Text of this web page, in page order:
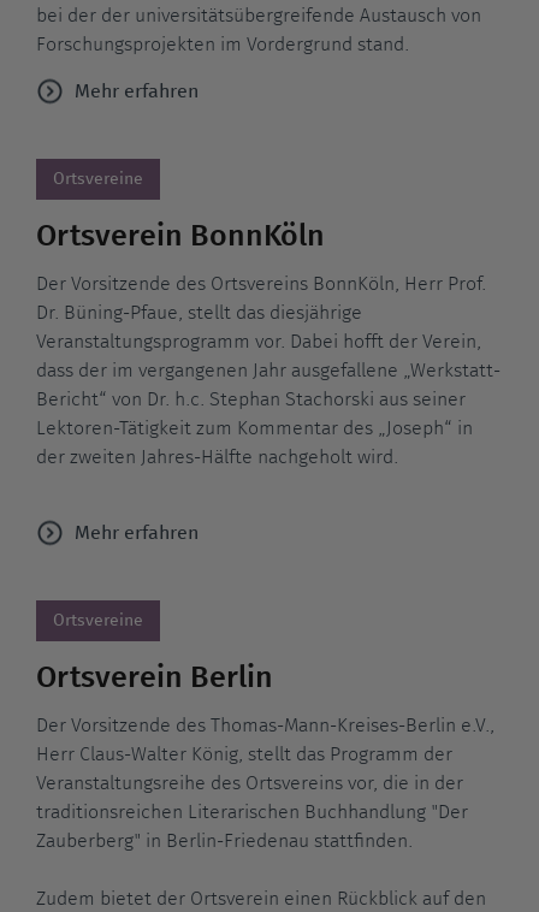
bei der der universitätsübergreifende Austausch von
Forschungsprojekten im Vordergrund stand.
Mehr erfahren
Ortsvereine
Ortsverein BonnKöln
Der Vorsitzende des Ortsvereins BonnKöln, Herr Prof.
Dr. Büning-Pfaue, stellt das diesjährige
Veranstaltungsprogramm vor. Dabei hofft der Verein,
dass der im vergangenen Jahr ausgefallene „Werkstatt-
Bericht“ von Dr. h.c. Stephan Stachorski aus seiner
Lektoren-Tätigkeit zum Kommentar des „Joseph“ in
der zweiten Jahres-Hälfte nachgeholt wird.
Mehr erfahren
Ortsvereine
Ortsverein Berlin
Der Vorsitzende des Thomas-Mann-Kreises-Berlin e.V.,
Herr Claus-Walter König, stellt das Programm der
Veranstaltungsreihe des Ortsvereins vor, die in der
traditionsreichen Literarischen Buchhandlung "Der
Zauberberg" in Berlin-Friedenau stattfinden.
Zudem bietet der Ortsverein einen Rückblick auf den